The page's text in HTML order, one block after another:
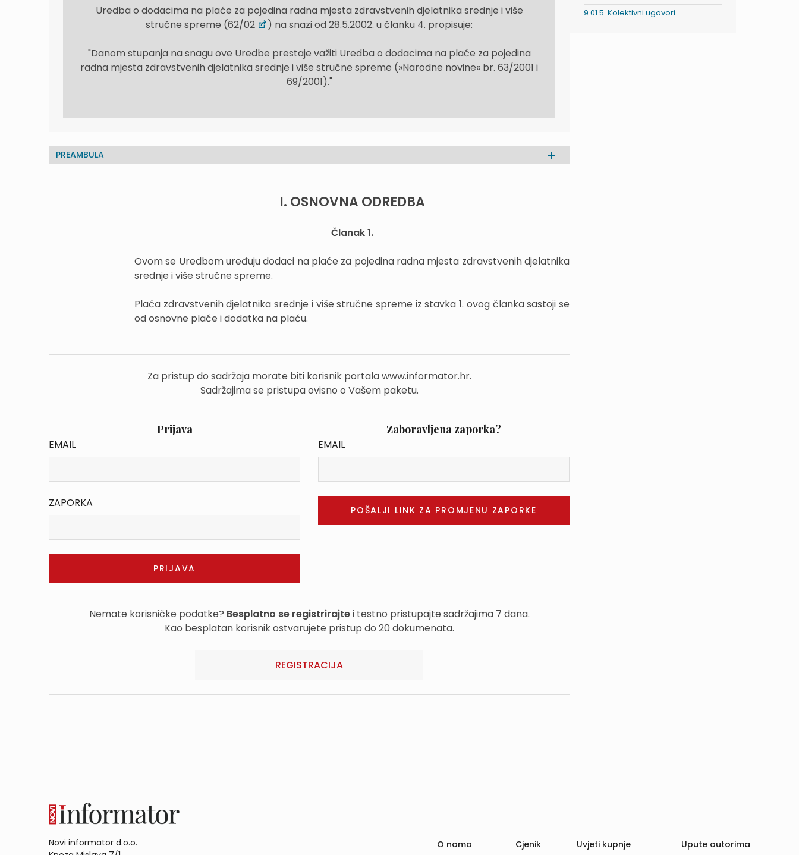
Uredba o dodacima na plaće za pojedina radna mjesta zdravstvenih djelatnika srednje i više
stručne spreme (62/02
) na snazi od 28.5.2002. u članku 4. propisuje:
"Danom stupanja na snagu ove Uredbe prestaje važiti Uredba o dodacima na plaće za pojedina
radna mjesta zdravstvenih djelatnika srednje i više stručne spreme (»Narodne novine« br. 63/2001 i
69/2001)."
PREAMBULA
I. OSNOVNA ODREDBA
Članak 1.
Ovom se Uredbom uređuju dodaci na plaće za pojedina radna mjesta zdravstvenih djelatnika
srednje i više stručne spreme.
Plaća zdravstvenih djelatnika srednje i više stručne spreme iz stavka 1. ovog članka sastoji se
od osnovne plaće i dodatka na plaću.
Za pristup do sadržaja morate biti korisnik portala www.informator.hr.
Sadržajima se pristupa ovisno o Vašem paketu.
Prijava
EMAIL
ZAPORKA
Zaboravljena zaporka?
EMAIL
Nemate korisničke podatke? Besplatno se registrirajtei testno pristupajte sadržajima 7 dana.
Kao besplatan korisnik ostvarujete pristup do 20 dokumenata.
REGISTRACIJA
9.01.5. Kolektivni ugovori
Novi informator d.o.o.
O nama Cjenik Uvjeti kupnje Upute autorima